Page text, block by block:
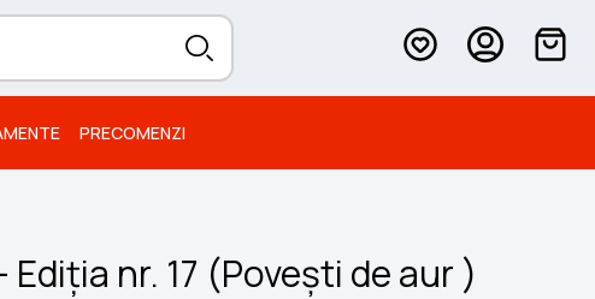
PRECOMENZI
nr. 17 (Poveşti de aur )